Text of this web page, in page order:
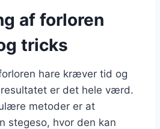
af forloren
tricks
hare kræver tid og
er det hele værd.
metoder er at
stegeso, hvor den kan